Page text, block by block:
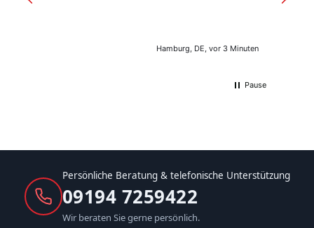
Hamburg, DE, vor 3 Minuten
Pause
Persönliche Beratung & telefonische Unterstützung
09194 7259422
Wir beraten Sie gerne persönlich.